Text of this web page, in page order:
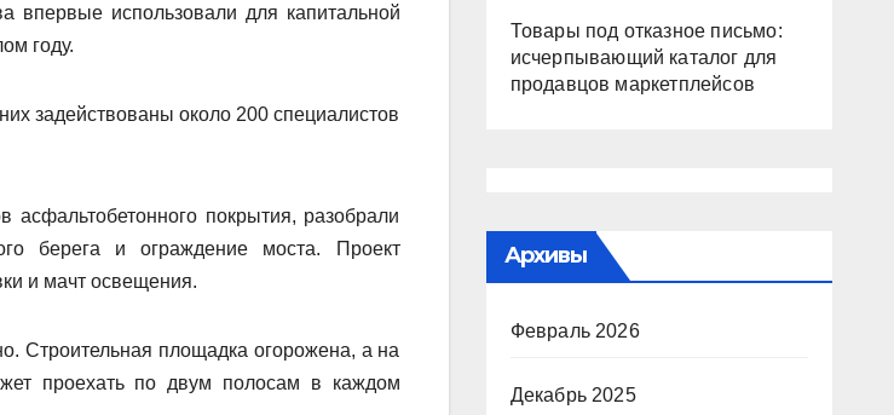
впервые использовали для капитальной
году.
задействованы около 200 специалистов
покрытия, разобрали
берега и ограждение моста. Проект
и мачт освещения.
Строительная площадка огорожена, а на
проехать по двум полосам в каждом
Товары под отказное письмо:
исчерпывающий каталог для
продавцов маркетплейсов
Архивы
Февраль 2026
Декабрь 2025